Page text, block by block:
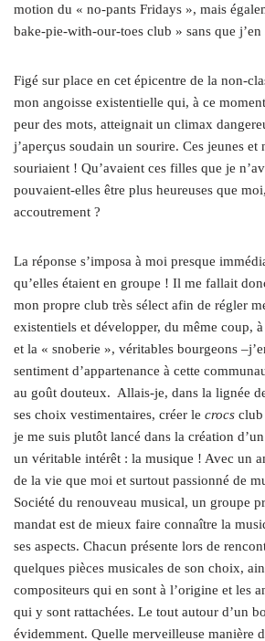
motion du « no-pants Fridays », mais
bake-pie-with-our-toes club » sans que j’en
Figé sur place en cet épicentre de la non-
mon angoisse existentielle qui, à ce
peur des mots, atteignait un climax
j’aperçus soudain un sourire. Ces jeunes
souriaient ! Qu’avaient ces filles que je
pouvaient-elles être plus heureuses que
accoutrement ?
La réponse s’imposa à moi presque
qu’elles étaient en groupe ! Il me fallait
mon propre club très sélect afin de régler
existentiels et développer, du même coup,
et la « snoberie », véritables bourgeons
sentiment d’appartenance à cette
au goût douteux. Allais-je, dans la lignée
ses choix vestimentaires, créer le crocs
je me suis plutôt lancé dans la création
un véritable intérêt : la musique ! Avec un
de la vie que moi et surtout passionné de
Société du renouveau musical, un groupe
mandat est de mieux faire connaître la
ses aspects. Chacun présente lors de
quelques pièces musicales de son choix,
compositeurs qui en sont à l’origine et les
qui y sont rattachées. Le tout autour d’un
évidemment. Quelle merveilleuse manière